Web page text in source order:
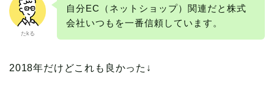
たkる
自分EC（ネットショップ）関連だと株式
会社いつもを一番信頼しています。
2018年だけどこれも良かった↓